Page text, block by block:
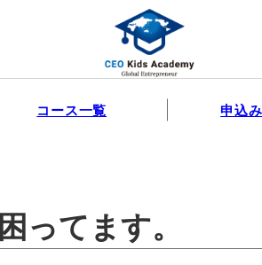
コース一覧 申込
ってます。